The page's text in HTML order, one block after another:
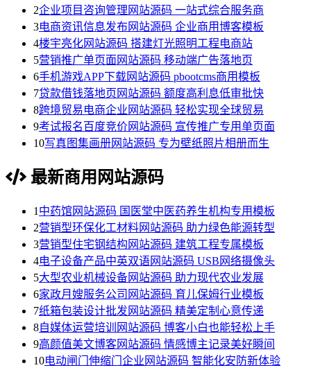
2企业项目咨询管理网站源码 一站式综合服务商
3电商资讯信息发布网站源码 企业商用博客模板
4楼宇亮化网站源码 搭建灯光照明工程电商站
5营销推广单页面网站源码 移动端广告落地页
6手机游戏APP下载网站源码 pbootcms商用模板
7贷款借钱落地页网站源码 额度高利息低审批快
8跨境贸易电商企业网站源码 轻松实现全球贸易
9考试报名百度竞价网站源码 宣传推广专用单页面
10写真图集画册网站源码 专为壁纸照片相册而生
最新商用网站源码
1 中药馆网站源码 国医堂中医药养生机构专用模板
2营销型环保化工材料网站源码 助力绿色能源转型
3营销型住宅钢结构网站源码 建筑工程专属模板
4电子设备产品中英双语网站源码 USB网络摄像头
5大型农业机械设备网站源码 助力现代农业发展
6家政月嫂服务公司网站源码 育儿保姆行业模板
7纸箱包装设计批发网站源码 精美定制心意传递
8自媒体运营培训网站源码 博客小白也能轻松上手
9高颜值美文博客网站源码 情感博主记录美好瞬间
10电动闸门伸缩门企业网站源码 智能化安防新体验